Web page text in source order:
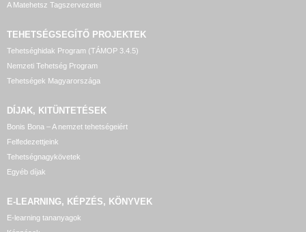
A Matehetsz Tagszervezetei
TEHETSÉGSEGÍTŐ PROJEKTEK
Tehetséghidak Program (TÁMOP 3.4.5)
Nemzeti Tehetség Program
Tehetségek Magyarországa
DÍJAK, KITÜNTETÉSEK
Bonis Bona – A nemzet tehetségeiért
Felfedezettjeink
Tehetségnagykövetek
Egyéb díjak
E-LEARNING, KÉPZÉS, KÖNYVEK
E-learning tananyagok